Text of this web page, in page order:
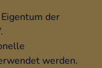
der
werden.